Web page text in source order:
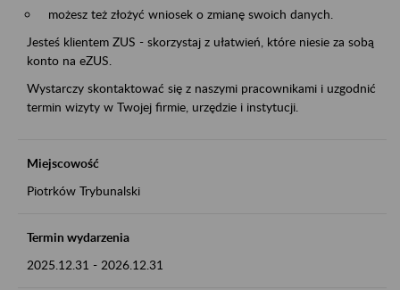
możesz też złożyć wniosek o zmianę swoich danych.
Jesteś klientem ZUS - skorzystaj z ułatwień, które niesie za sobą
konto na eZUS.
Wystarczy skontaktować się z naszymi pracownikami i uzgodnić
termin wizyty w Twojej firmie, urzędzie i instytucji.
Miejscowość
Piotrków Trybunalski
Termin wydarzenia
2025.12.31 - 2026.12.31